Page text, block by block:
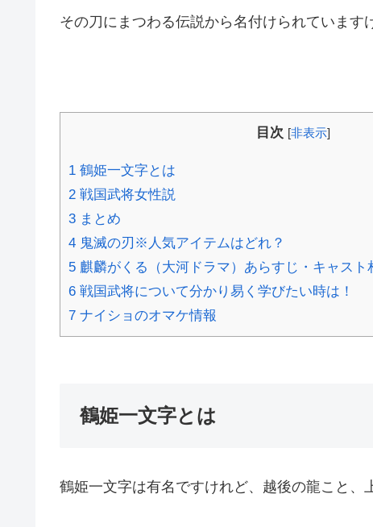
その刀にまつわる伝説から名付けられています
目次 [非表示]
1 鶴姫一文字とは
2 戦国武将女性説
3 まとめ
4 鬼滅の刃※人気アイテムはどれ？
5 麒麟がくる（大河ドラマ）あらすじ・キャスト
6 戦国武将について分かり易く学びたい時は！
7 ナイショのオマケ情報
鶴姫一文字とは
鶴姫一文字は有名ですけれど、越後の龍こと、